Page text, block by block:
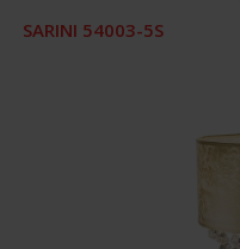
SARINI 54003-5S